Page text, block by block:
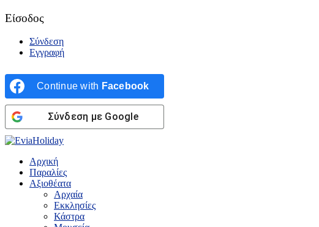
Είσοδος
Σύνδεση
Εγγραφή
Continue with Facebook
Σύνδεση με Google
Αρχική
Παραλίες
Αξιοθέατα
Αρχαία
Εκκλησίες
Κάστρα